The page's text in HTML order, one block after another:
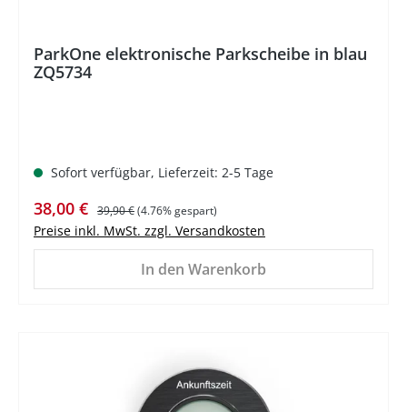
ParkOne elektronische Parkscheibe in blau
ZQ5734
Sofort verfügbar, Lieferzeit: 2-5 Tage
Verkaufspreis:
38,00 € Regulärer Preis:
39,90 €(4.76% gespart)
Preise inkl. MwSt. zzgl. Versandkosten
In den Warenkorb